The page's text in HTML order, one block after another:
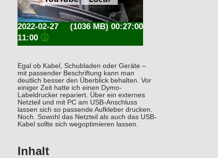
(1036 MB) 00:27:00
2022-02-27
11:00 🛈
Egal ob Kabel, Schubladen oder Geräte –
mit passender Beschriftung kann man
deutlich besser den Überblick behalten. Vor
einiger Zeit hatte ich einen Dymo-
Labeldrucker repariert. Über ein externes
Netzteil und mit PC am USB-Anschluss
lassen sich so passende Aufkleber drucken.
Noch. Sowohl das Netzteil als auch das USB-
Kabel sollte sich wegoptimieren lassen.
Inhalt